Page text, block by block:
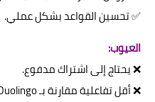
✅ تحسين القواعد بشكل عملي.
العيوب:
❌ يحتاج إلى اشتراك مدفوع.
❌ أقل تفاعلية مقارنة بـ Duolingo.